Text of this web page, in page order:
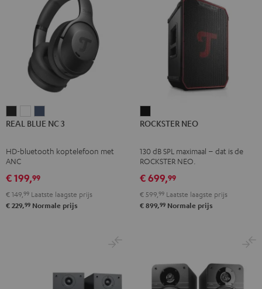
BLUE
3
black
BLUE
3
white
BLUE
3
REAL BLUE NC 3
HD-bluetooth koptelefoon met
ANC
€ 199,99
€ 149, 99 Laatste laagste prijs
€ 229,99 Normale prijs
NEO
ROCKSTER NEO
130 dB SPL maximaal – dat is de
ROCKSTER NEO.
€ 699,99
€ 599, 99 Laatste laagste prijs
€ 899,99 Normale prijs